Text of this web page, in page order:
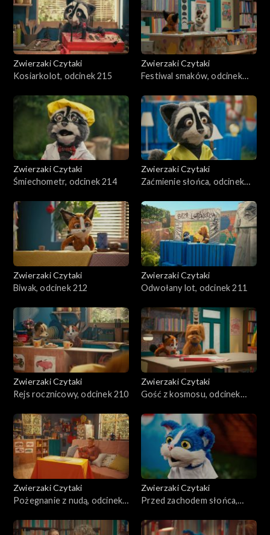
Zwierzaki Czytaki
Kosiarkolot, odcinek 215
Zwierzaki Czytaki
Festiwal smaków, odcinek
Zwierzaki Czytaki
Śmiechometr, odcinek 214
Zwierzaki Czytaki
Zaćmienie słońca, odcinek
Zwierzaki Czytaki
Biwak, odcinek 212
Zwierzaki Czytaki
Odwołany lot, odcinek 211
Zwierzaki Czytaki
Rejs rocznicowy, odcinek 210
Zwierzaki Czytaki
Gość z kosmosu, odcinek
Zwierzaki Czytaki
Pożegnanie z nudą, odcinek
Zwierzaki Czytaki
Przed zachodem słońca,